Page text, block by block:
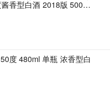
香型白酒 2018版 500ml
度 480ml 单瓶 浓香型白